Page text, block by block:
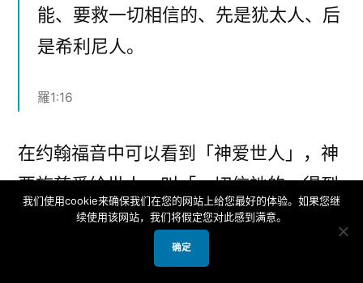
能、要救一切相信的、先是犹太人、后
是希利尼人。
羅1:16
在约翰福音中可以看到「神爱世人」，神
要施慈爱给世人，叫「一切信祂的」得到
救恩! 在罗马书中，神用大能的福音要救
「一切相信的」，包括以色列人和外邦
我们使用cookie来确保我们在您的网站上给您最好的体验。如果您继
续使用该网站，我们将假定您对此感到满意。
确定